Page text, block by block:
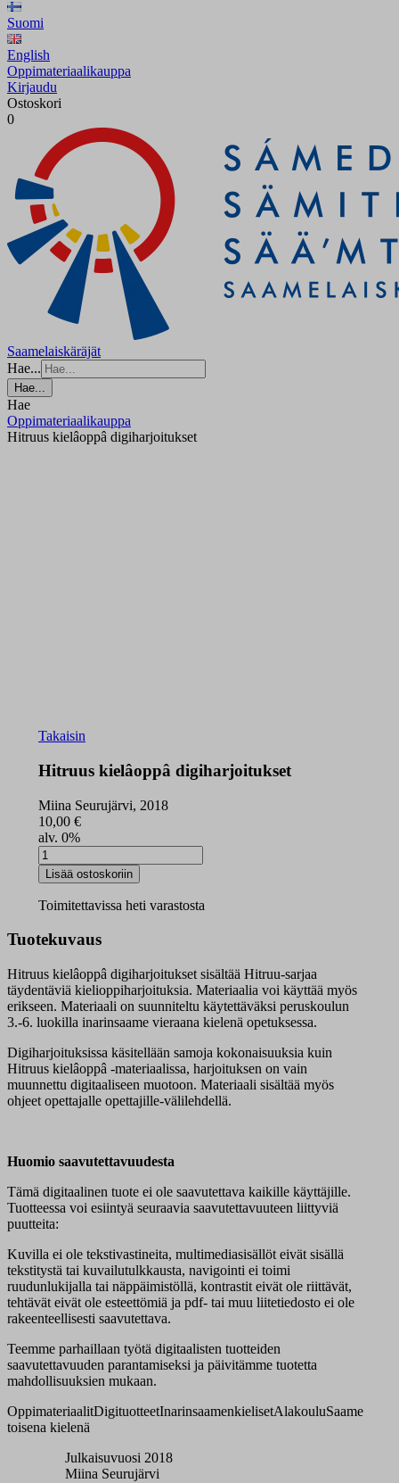
Suomi
English
Oppimateriaalikauppa
Kirjaudu
Ostoskori
0
Saamelaiskäräjät
Hae...
Hae...
Hae
Oppimateriaalikauppa
Hitruus kielâoppâ digiharjoitukset
Takaisin
Hitruus kielâoppâ digiharjoitukset
Miina Seurujärvi, 2018
10,00 €
alv. 0%
Hitruus
kielâoppâ
digiharjoitukset
määrä
Lisää ostoskoriin
Toimitettavissa heti varastosta
Tuotekuvaus
Hitruus kielâoppâ digiharjoitukset sisältää Hitruu-sarjaa
täydentäviä kielioppiharjoituksia. Materiaalia voi käyttää myös
erikseen. Materiaali on suunniteltu käytettäväksi peruskoulun
3.-6. luokilla inarinsaame vieraana kielenä opetuksessa.
Digiharjoituksissa käsitellään samoja kokonaisuuksia kuin
Hitruus kielâoppâ -materiaalissa, harjoituksen on vain
muunnettu digitaaliseen muotoon. Materiaali sisältää myös
ohjeet opettajalle opettajille-välilehdellä.
Huomio saavutettavuudesta
Tämä digitaalinen tuote ei ole saavutettava kaikille käyttäjille.
Tuotteessa voi esiintyä seuraavia saavutettavuuteen liittyviä
puutteita:
Kuvilla ei ole tekstivastineita, multimediasisällöt eivät sisällä
tekstitystä tai kuvailutulkkausta, navigointi ei toimi
ruudunlukijalla tai näppäimistöllä, kontrastit eivät ole riittävät,
tehtävät eivät ole esteettömiä ja pdf- tai muu liitetiedosto ei ole
rakeenteellisesti saavutettava.
Teemme parhaillaan työtä digitaalisten tuotteiden
saavutettavuuden parantamiseksi ja päivitämme tuotetta
mahdollisuuksien mukaan.
OppimateriaalitDigituotteetInarinsaamenkielisetAlakouluSaame
toisena kielenä
Julkaisuvuosi 2018
Miina Seurujärvi